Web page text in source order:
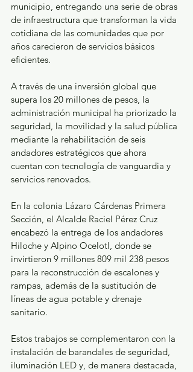
municipio, entregando una serie de obras
de infraestructura que transforman la vida
cotidiana de las comunidades que por
años carecieron de servicios básicos
eficientes.
A través de una inversión global que
supera los 20 millones de pesos, la
administración municipal ha priorizado la
seguridad, la movilidad y la salud pública
mediante la rehabilitación de seis
andadores estratégicos que ahora
cuentan con tecnología de vanguardia y
servicios renovados.
En la colonia Lázaro Cárdenas Primera
Sección, el Alcalde Raciel Pérez Cruz
encabezó la entrega de los andadores
Hiloche y Alpino Ocelotl, donde se
invirtieron 9 millones 809 mil 238 pesos
para la reconstrucción de escalones y
rampas, además de la sustitución de
líneas de agua potable y drenaje
sanitario.
Estos trabajos se complementaron con la
instalación de barandales de seguridad,
iluminación LED y, de manera destacada,